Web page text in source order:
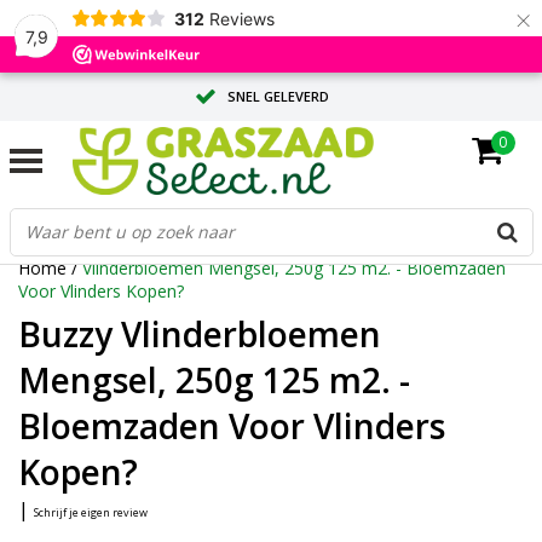
7,9
312 Reviews ×
SNEL GELEVERD
ADVIES OP MAAT DOOR ONZE EXPERTS
GROTE HOEVEELHEID? VRAAG EEN OFFERTE AAN
0
Home/Vlinderbloemen Mengsel, 250g 125 m2. - Bloemzaden
Voor Vlinders Kopen?
Buzzy Vlinderbloemen
Mengsel, 250g 125 m2. -
Bloemzaden Voor Vlinders
Kopen?
| Schrijf je eigen review